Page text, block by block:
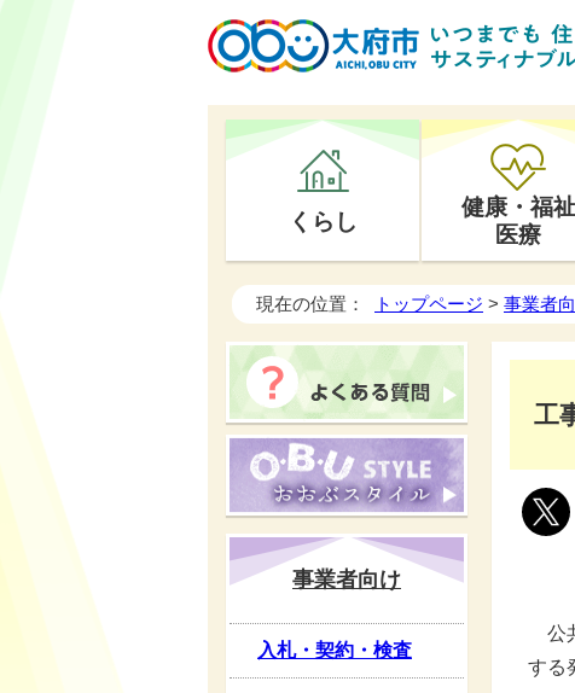
くらし
健康・福祉
医療
現在の位置： トップページ > 事業者
工
公
する
事業者向け
入札・契約・検査